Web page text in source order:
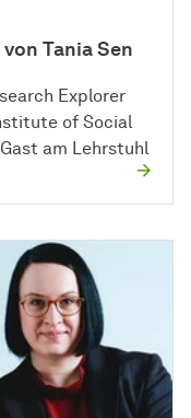
Tania Sen
Explorer
of Social
am Lehrstuhl